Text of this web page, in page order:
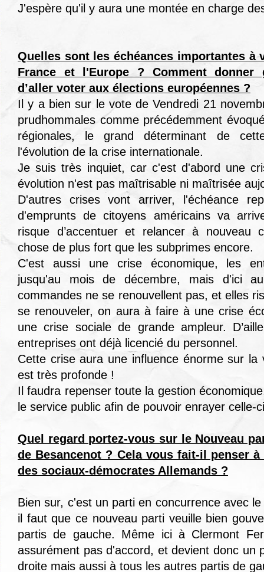
J'espère qu'il y aura une montée en charge
Quelles sont les échéances importantes à
France et l'Europe ? Comment donner
d’aller voter aux élections européennes ?
Il y a bien sur le vote de Vendredi 21
prudhommales comme précédemment
régionales, le grand déterminant de
l'évolution de la crise internationale.
Je suis très inquiet, car c'est d'abord une
évolution n'est pas maîtrisable ni maîtrisée
D'autres crises vont arriver, l'échéance
d'emprunts de citoyens américains va
risque d’accentuer et relancer à nouveau
chose de plus fort que les subprimes encore.
C'est aussi une crise économique, les
jusqu'au mois de décembre, mais d'ici
commandes ne se renouvellent pas, et elles
se renouveler, on aura à faire à une crise
une crise sociale de grande ampleur.
entreprises ont déjà licencié du personnel.
Cette crise aura une influence énorme sur la
est très profonde !
Il faudra repenser toute la gestion
le service public afin de pouvoir enrayer celle-
Quel regard portez-vous sur le Nouveau
de Besancenot ? Cela vous fait-il penser
des sociaux-démocrates Allemands ?
Bien sur, c'est un parti en concurrence avec
il faut que ce nouveau parti veuille bien
partis de gauche. Même ici à Clermont
assurément pas d'accord, et devient donc un
droite mais aussi à tous les autres partis de